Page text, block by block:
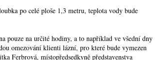
po celé ploše 1,3 metru, teplota vody bude
pouze na určité hodiny, a to například ve všední dny
omezování klienti lázní, pro které bude vymezen
Ferbrová, místopředsedkyně představenstva